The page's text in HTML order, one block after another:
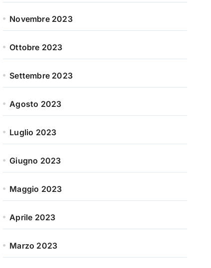
Novembre 2023
Ottobre 2023
Settembre 2023
Agosto 2023
Luglio 2023
Giugno 2023
Maggio 2023
Aprile 2023
Marzo 2023